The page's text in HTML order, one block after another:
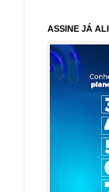
ASSINE JÁ